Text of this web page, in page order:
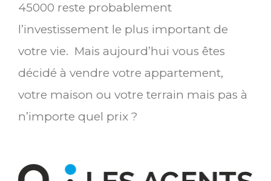
45000 reste probablement
l’investissement le plus important de
votre vie. Mais aujourd’hui vous êtes
décidé à vendre votre appartement,
votre maison ou votre terrain mais pas à
n’importe quel prix ?